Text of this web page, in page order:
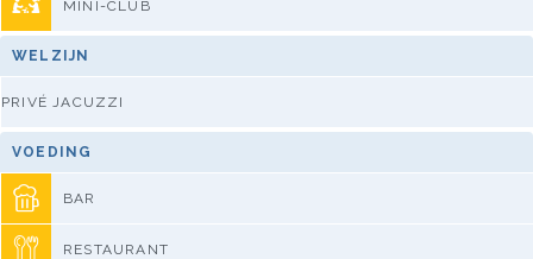
MINI-CLUB
WELZIJN
PRIVÉ JACUZZI
VOEDING
BAR
RESTAURANT